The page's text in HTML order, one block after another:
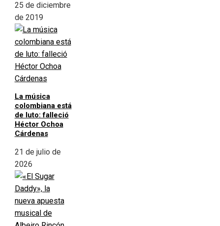
25 de diciembre
de 2019
La música
colombiana está
de luto: falleció
Héctor Ochoa
Cárdenas
21 de julio de
2026